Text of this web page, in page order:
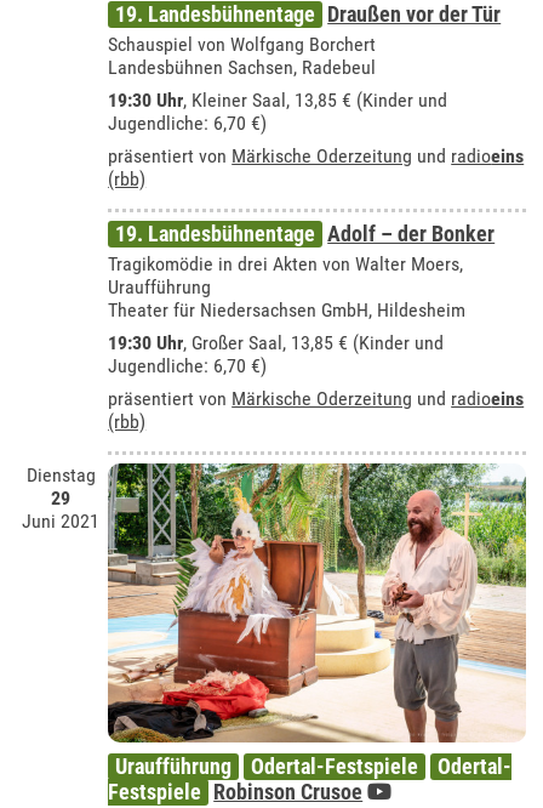
19. Landesbühnentage Draußen vor der Tür
Schauspiel von Wolfgang Borchert
Landesbühnen Sachsen, Radebeul
19:30 Uhr, Kleiner Saal, 13,85 € (Kinder und
Jugendliche: 6,70 €)
präsentiert von Märkische Oderzeitung und radioeins
(rbb)
19. Landesbühnentage Adolf – der Bonker
Tragikomödie in drei Akten von Walter Moers,
Uraufführung
Theater für Niedersachsen GmbH, Hildesheim
19:30 Uhr, Großer Saal, 13,85 € (Kinder und
Jugendliche: 6,70 €)
präsentiert von Märkische Oderzeitung und radioeins
(rbb)
Dienstag
29
Juni 2021
Uraufführung Odertal-Festspiele
Odertal-
Festspiele Robinson Crusoe